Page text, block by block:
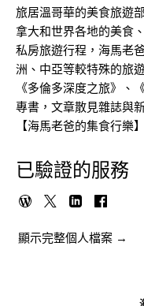
旅居溫哥華的美食旅遊
拿大和世界各地的美食
私房旅遊行程，海馬老
洲、中亞等較特殊的旅
《多倫多深度之旅》、
專書，文章散見雜誌與
【海馬老爸的集食行樂
已驗證的服務
顯示完整個人檔案 →